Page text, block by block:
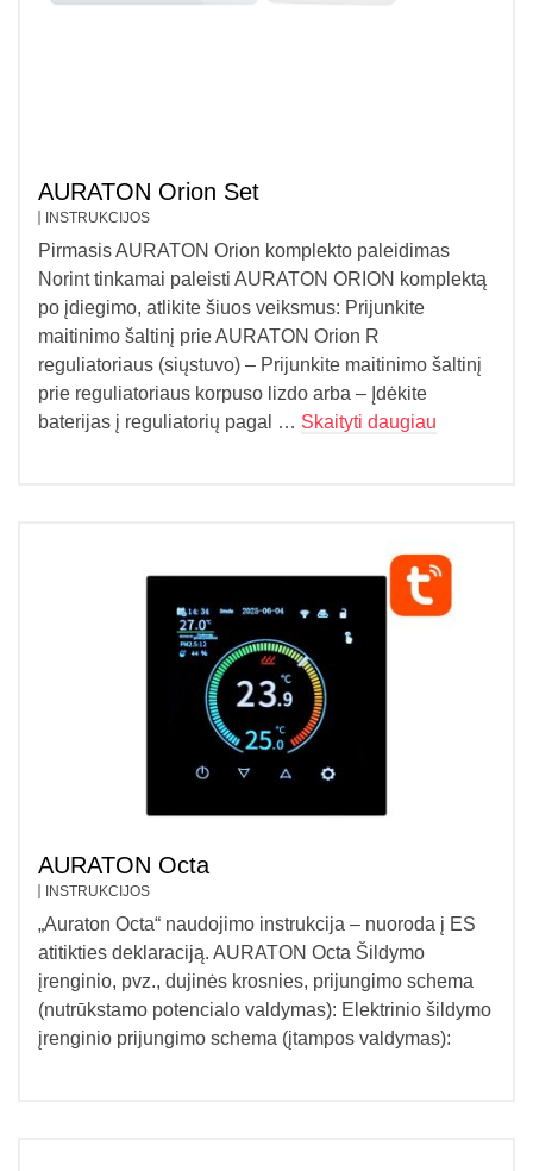
AURATON Orion Set
INSTRUKCIJOS
Pirmasis AURATON Orion komplekto paleidimas
Norint tinkamai paleisti AURATON ORION komplektą
po įdiegimo, atlikite šiuos veiksmus: Prijunkite
maitinimo šaltinį prie AURATON Orion R
reguliatoriaus (siųstuvo) – Prijunkite maitinimo šaltinį
prie reguliatoriaus korpuso lizdo arba – Įdėkite
baterijas į reguliatorių pagal … Skaityti daugiau
AURATON Octa
INSTRUKCIJOS
„Auraton Octa“ naudojimo instrukcija – nuoroda į ES
atitikties deklaraciją. AURATON Octa Šildymo
įrenginio, pvz., dujinės krosnies, prijungimo schema
(nutrūkstamo potencialo valdymas): Elektrinio šildymo
įrenginio prijungimo schema (įtampos valdymas):